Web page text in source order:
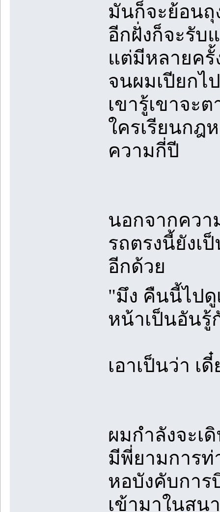
มันก็จะย้อนถุ
อีกฝั่งก็จะรับ
แต่มีหลายค
จนผมเปียกไ
เขารู้เขาจะ
ใครเรียนกฎ
ความกี่ปี
นอกจากควา
รถตรงนี้ยังเ
อีกด้วย
"มึง คืนนี้ไป
หน้าเป็นอันรู้
เอาเป็นว่า เ
ผมกำลังจะเ
มีพี่ยามการท่
หอบังคับการ
เข้ามาในสน